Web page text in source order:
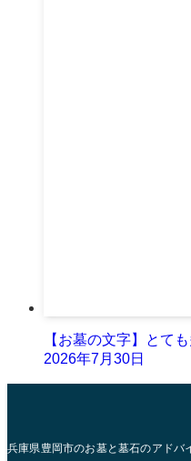
【お墓の文字】とて
2026年7月30日
兵庫県豊岡市のお墓と墓石のアドバ